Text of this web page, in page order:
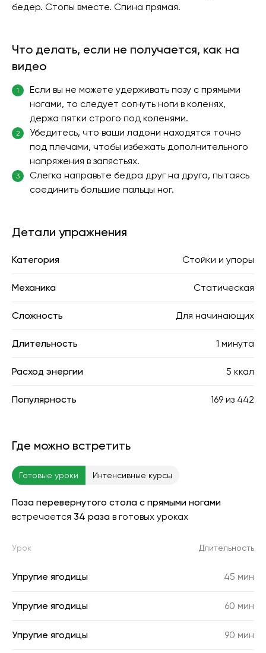
бедер. Стопы вместе. Спина прямая.
Что делать, если не получается, как на
видео
1
Если вы не можете удерживать позу с прямыми
ногами, то следует согнуть ноги в коленях,
держа пятки строго под коленями.
2
Убедитесь, что ваши ладони находятся точно
под плечами, чтобы избежать дополнительного
напряжения в запястьях.
3
Слегка направьте бедра друг на друга, пытаясь
соединить большие пальцы ног.
Детали упражнения
Категория Стойки и упоры
Механика Статическая
Сложность Для начинающих
Длительность 1 минута
Расход энергии 5 ккал
Популярность 169 из 442
Где можно встретить
Готовые уроки Интенсивные курсы
Поза перевернутого стола с прямыми ногами
встречается 34 раза в готовых уроках
Урок Длительность
Упругие ягодицы 45 мин
Упругие ягодицы 60 мин
Упругие ягодицы 90 мин